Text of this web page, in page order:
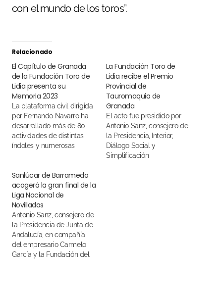
con el mundo de los toros”.
Relacionado
El Capítulo de Granada
de la Fundación Toro de
Lidia presenta su
Memoria 2023
por Fernando Navarro ha
desarrollado más de 80
actividades de distintas
índoles y numerosas
La Fundación Toro de
Lidia recibe el Premio
Provincial de
Tauromaquia de
Granada
El acto fue presidido por
Antonio Sanz, consejero de
la Presidencia, Interior,
Diálogo Social y
Simplificación
Sanlúcar de Barrameda
acogerá la gran final de la
Liga Nacional de
Novilladas
Antonio Sanz, consejero de
la Presidencia de Junta de
Andalucía, en compañía
del empresario Carmelo
García y la Fundación del